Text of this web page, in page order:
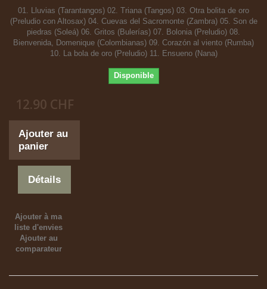
01. Lluvias (Tarantangos) 02. Triana (Tangos) 03. Otra bolita de oro
(Preludio con Altosax) 04. Cuevas del Sacromonte (Zambra) 05. Son de
piedras (Soleá) 06. Gritos (Bulerías) 07. Bolonia (Preludio) 08.
Bienvenida, Domenique (Colombianas) 09. Corazón al viento (Rumba)
10. La bola de oro (Preludio) 11. Ensueno (Nana)
Disponible
12.90 CHF
Ajouter au
panier
Détails
Ajouter à ma
liste d'envies
Ajouter au
comparateur